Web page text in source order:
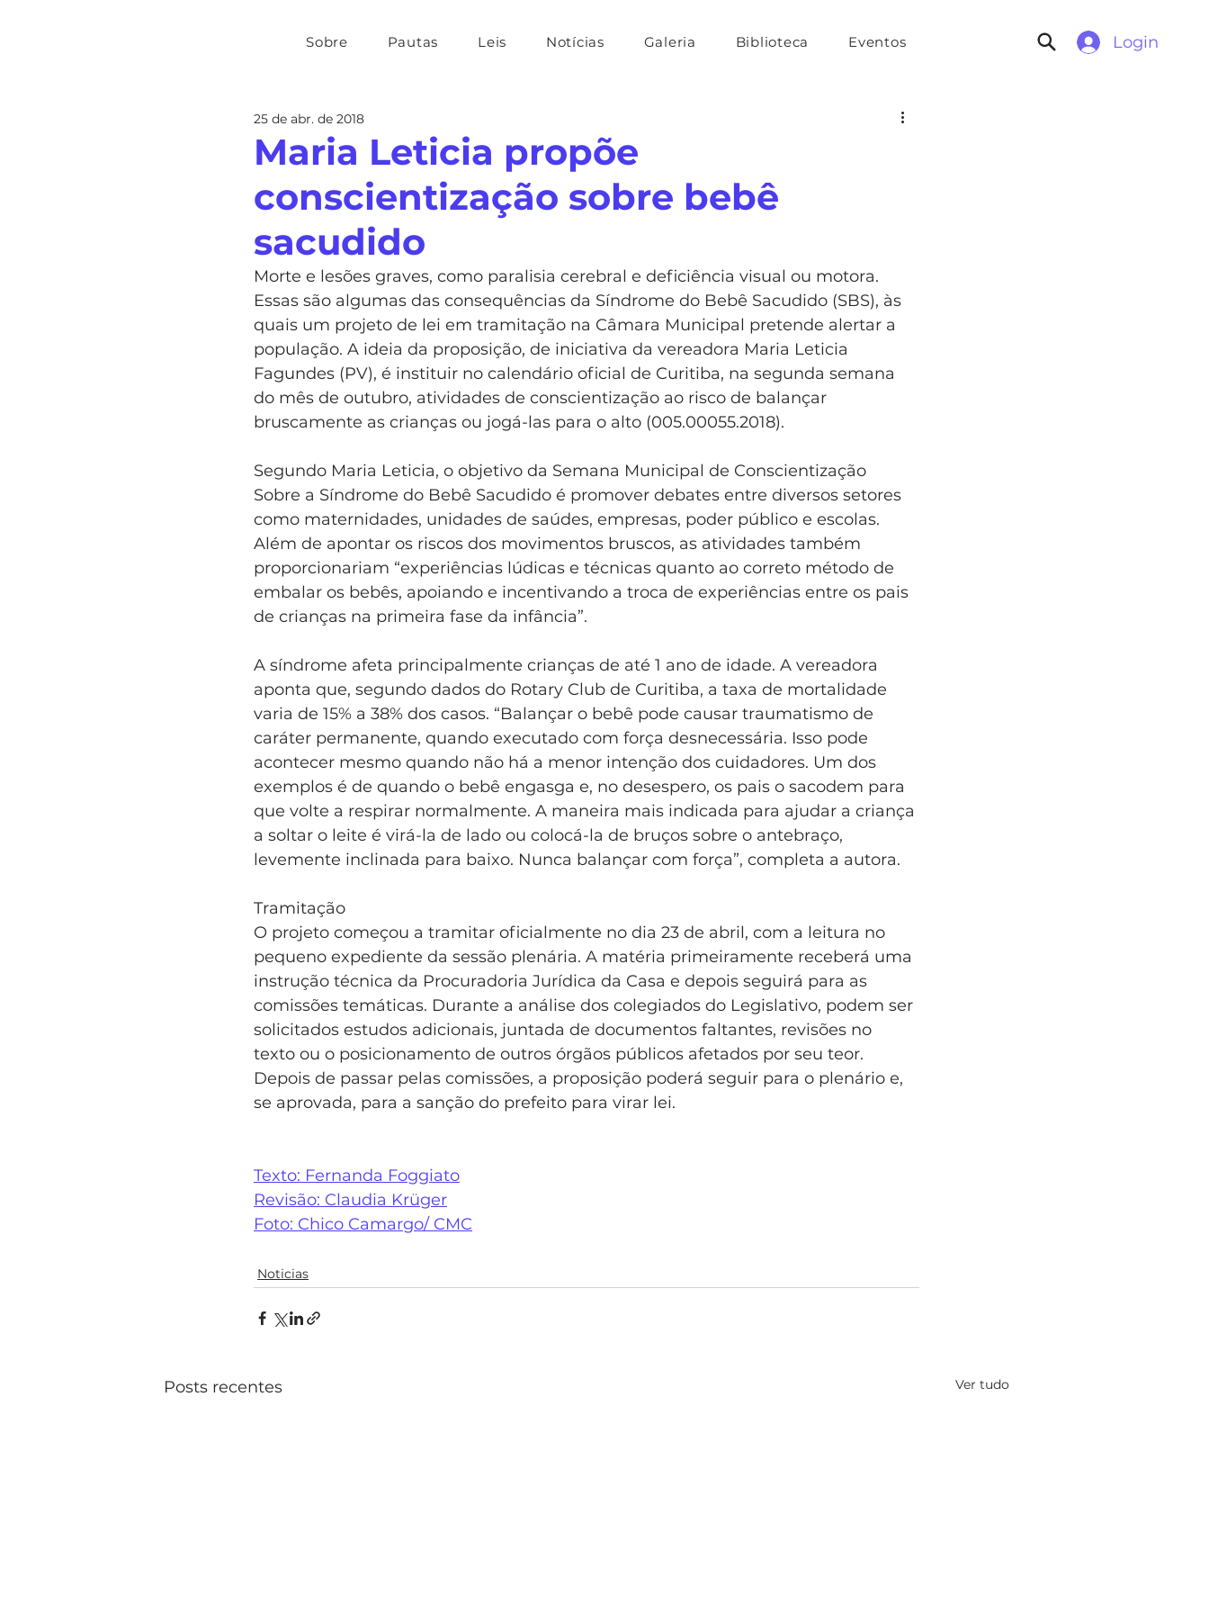
Sobre Pautas Leis Notícias Galeria Biblioteca Eventos Login
Maria Leticia propõe
conscientização sobre bebê
sacudido
25 de abr. de 2018
Morte e lesões graves, como paralisia cerebral e deficiência visual ou motora.
Essas são algumas das consequências da Síndrome do Bebê Sacudido (SBS), às
quais um projeto de lei em tramitação na Câmara Municipal pretende alertar a
população. A ideia da proposição, de iniciativa da vereadora Maria Leticia
Fagundes (PV), é instituir no calendário oficial de Curitiba, na segunda semana
do mês de outubro, atividades de conscientização ao risco de balançar
bruscamente as crianças ou jogá-las para o alto (005.00055.2018).
Segundo Maria Leticia, o objetivo da Semana Municipal de Conscientização
Sobre a Síndrome do Bebê Sacudido é promover debates entre diversos setores
como maternidades, unidades de saúdes, empresas, poder público e escolas.
Além de apontar os riscos dos movimentos bruscos, as atividades também
proporcionariam “experiências lúdicas e técnicas quanto ao correto método de
embalar os bebês, apoiando e incentivando a troca de experiências entre os pais
de crianças na primeira fase da infância”.
A síndrome afeta principalmente crianças de até 1 ano de idade. A vereadora
aponta que, segundo dados do Rotary Club de Curitiba, a taxa de mortalidade
varia de 15% a 38% dos casos. “Balançar o bebê pode causar traumatismo de
caráter permanente, quando executado com força desnecessária. Isso pode
acontecer mesmo quando não há a menor intenção dos cuidadores. Um dos
exemplos é de quando o bebê engasga e, no desespero, os pais o sacodem para
que volte a respirar normalmente. A maneira mais indicada para ajudar a criança
a soltar o leite é virá-la de lado ou colocá-la de bruços sobre o antebraço,
levemente inclinada para baixo. Nunca balançar com força”, completa a autora.
Tramitação
O projeto começou a tramitar oficialmente no dia 23 de abril, com a leitura no
pequeno expediente da sessão plenária. A matéria primeiramente receberá uma
instrução técnica da Procuradoria Jurídica da Casa e depois seguirá para as
comissões temáticas. Durante a análise dos colegiados do Legislativo, podem ser
solicitados estudos adicionais, juntada de documentos faltantes, revisões no
texto ou o posicionamento de outros órgãos públicos afetados por seu teor.
Depois de passar pelas comissões, a proposição poderá seguir para o plenário e,
se aprovada, para a sanção do prefeito para virar lei.
Texto: Fernanda Foggiato
Revisão: Claudia Krüger
Foto: Chico Camargo/ CMC
Noticias
Posts recentes Ver tudo